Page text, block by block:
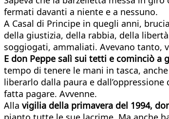
fermati davanti a niente e a nessuno.
A Casal di Principe in quegli anni,
della giustizia, della rabbia, della
soggiogati, ammaliati. Avevano tanto,
E don Peppe salì sui tetti e cominciò a
tempo di tenere le mani in tasca,
liberarlo dalla paura e
fatta pagare. Avvenne.
Alla vigilia della primavera del 1994,